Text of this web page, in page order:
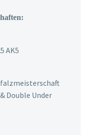
AK5
Double Under